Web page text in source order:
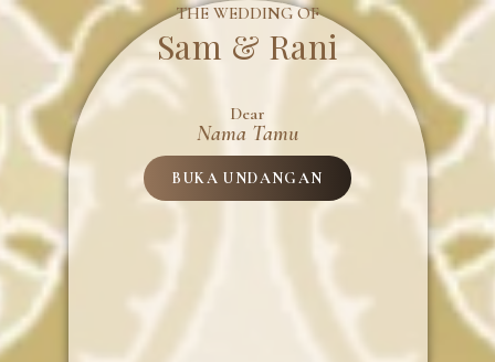
THE WEDDING OF
Sam & Rani
Dear
Nama Tamu
BUKA UNDANGAN